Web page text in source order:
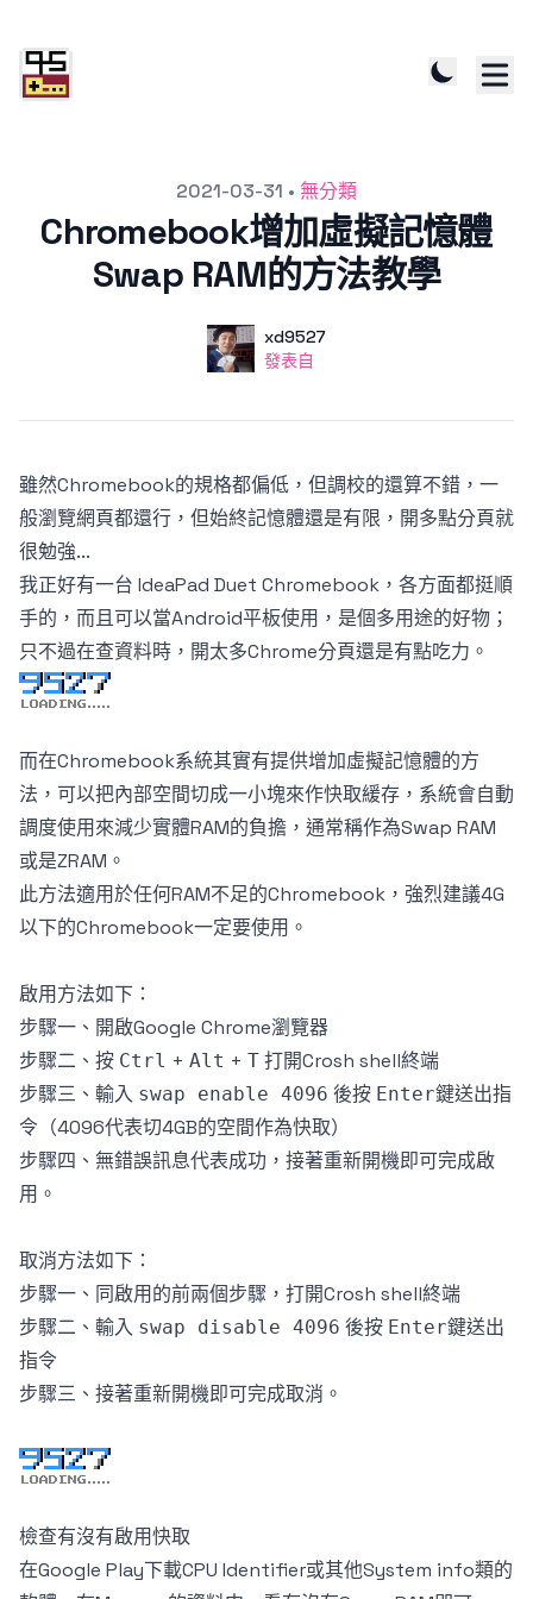
2021-03-31 • 無分類
Chromebook增加虛擬記憶體
Swap RAM的方法教學
使用者
xd9527
發表自
發表自
雖然Chromebook的規格都偏低，但調校的還算不錯，一
般瀏覽網頁都還行，但始終記憶體還是有限，開多點分頁就
很勉強...
我正好有一台 IdeaPad Duet Chromebook，各方面都挺順
手的，而且可以當Android平板使用，是個多用途的好物；
只不過在查資料時，開太多Chrome分頁還是有點吃力。
而在Chromebook系統其實有提供增加虛擬記憶體的方
法，可以把內部空間切成一小塊來作快取緩存，系統會自動
調度使用來減少實體RAM的負擔，通常稱作為Swap RAM
或是ZRAM。
此方法適用於任何RAM不足的Chromebook，強烈建議4G
以下的Chromebook一定要使用。
啟用方法如下：
步驟一、開啟Google Chrome瀏覽器
步驟二、按 Ctrl + Alt + T 打開Crosh shell終端
步驟三、輸入 swap enable 4096 後按 Enter鍵送出指
令（4096代表切4GB的空間作為快取）
步驟四、無錯誤訊息代表成功，接著重新開機即可完成啟
用。
取消方法如下：
步驟一、同啟用的前兩個步驟，打開Crosh shell終端
步驟二、輸入 swap disable 4096 後按 Enter鍵送出
指令
步驟三、接著重新開機即可完成取消。
檢查有沒有啟用快取
在Google Play下載CPU Identifier或其他System info類的